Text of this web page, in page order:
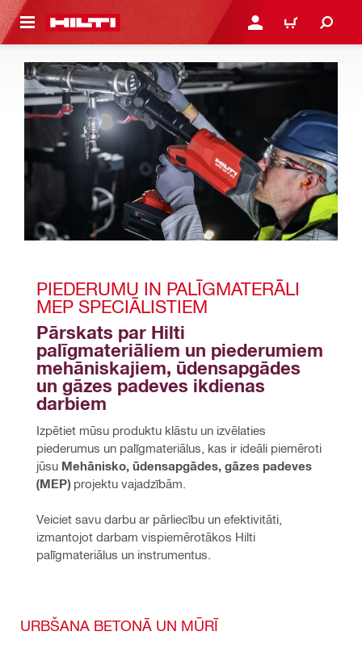
SATURU PIESLĒGTIES VAI
IEPIRKŠANĀS
PIEDERUMU IN PALĪGMATERĀLI
MEP SPECIĀLISTIEM
Pārskats par Hilti
palīgmateriāliem un piederumiem
mehāniskajiem, ūdensapgādes
un gāzes padeves ikdienas
darbiem
Izpētiet mūsu produktu klāstu un izvēlaties
piederumus un palīgmateriālus, kas ir ideāli piemēroti
jūsu Mehānisko, ūdensapgādes, gāzes padeves
(MEP) projektu vajadzībām.
Veiciet savu darbu ar pārliecību un efektivitāti,
izmantojot darbam vispiemērotākos Hilti
palīgmateriālus un instrumentus.
URBŠANA BETONĀ UN MŪRĪ